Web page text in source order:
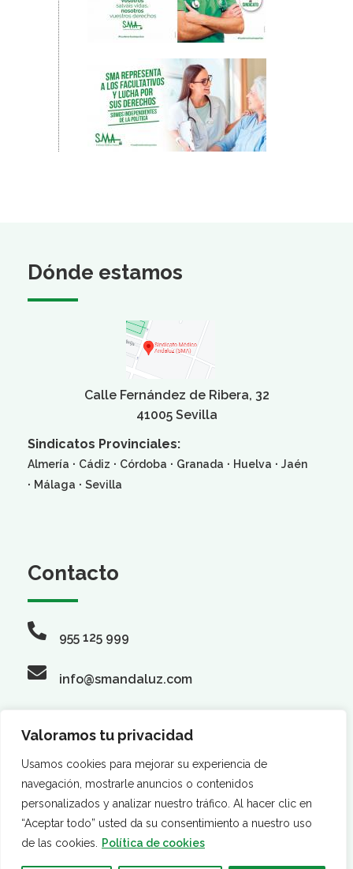
Valoramos tu privacidad
Usamos cookies para mejorar su experiencia de
navegación, mostrarle anuncios o contenidos
personalizados y analizar nuestro tráfico. Al hacer clic en
“Aceptar todo” usted da su consentimiento a nuestro uso
de las cookies.
Política de cookies
Dónde estamos
Calle Fernández de Ribera, 32
41005 Sevilla
Sindicatos Provinciales:
Almería · Cádiz · Córdoba · Granada · Huelva · Jaén
· Málaga · Sevilla
Contacto
955 125 999
info@smandaluz.com
Síguenos